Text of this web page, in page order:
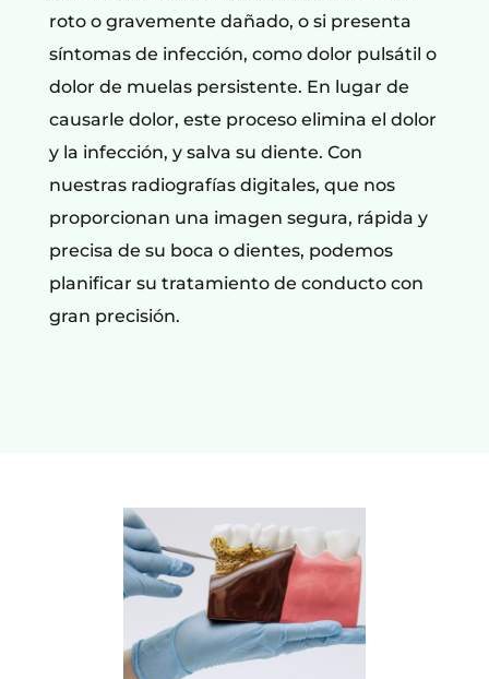
roto o gravemente dañado, o si presenta
síntomas de infección, como dolor pulsátil o
dolor de muelas persistente. En lugar de
causarle dolor, este proceso elimina el dolor
y la infección, y salva su diente. Con
nuestras radiografías digitales, que nos
proporcionan una imagen segura, rápida y
precisa de su boca o dientes, podemos
planificar su tratamiento de conducto con
gran precisión.